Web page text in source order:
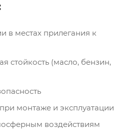
в местах прилегания к
стойкость (масло, бензин,
монтаже и эксплуатации
воздействиям